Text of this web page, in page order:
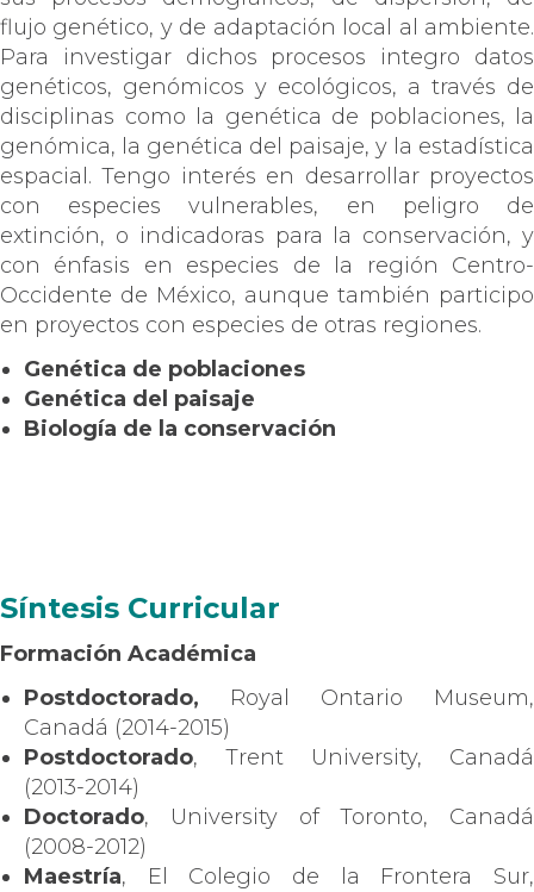
flujo genético, y de adaptación local al ambiente.
Para investigar dichos procesos integro datos
genéticos, genómicos y ecológicos, a través de
disciplinas como la genética de poblaciones, la
genómica, la genética del paisaje, y la estadística
espacial. Tengo interés en desarrollar proyectos
con especies vulnerables, en peligro de
extinción, o indicadoras para la conservación, y
con énfasis en especies de la región Centro-
Occidente de México, aunque también participo
en proyectos con especies de otras regiones.
Genética de poblaciones
Genética del paisaje
Biología de la conservación
Síntesis Curricular
Formación Académica
Postdoctorado, Royal Ontario Museum,
Canadá (2014-2015)
Postdoctorado, Trent University, Canadá
(2013-2014)
Doctorado, University of Toronto, Canadá
(2008-2012)
Maestría, El Colegio de la Frontera Sur,